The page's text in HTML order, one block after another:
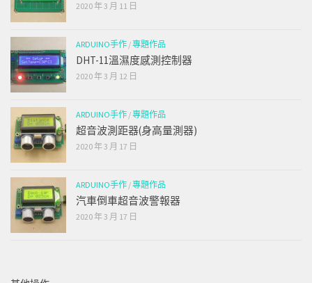
2020 年 3 月 11 日
ARDUINO手作 /專題作品
DHT-11溫濕度感測控制器
2020 年 3 月 12 日
ARDUINO手作 /專題作品
超音波測距器(身高量測器)
2020 年 3 月 17 日
ARDUINO手作 /專題作品
汽車倒車超音波警報器
2020 年 3 月 17 日